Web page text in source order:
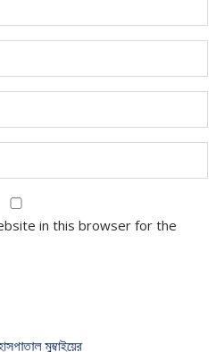
in this browser for the